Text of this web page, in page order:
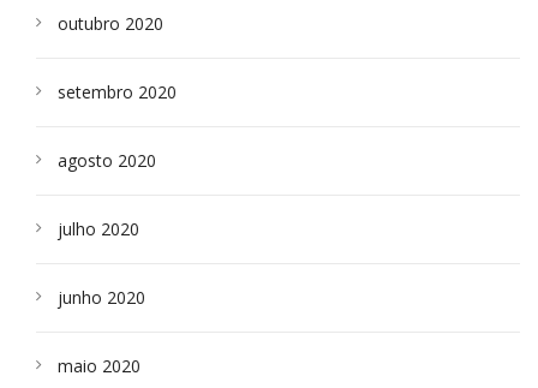
outubro 2020
setembro 2020
agosto 2020
julho 2020
junho 2020
maio 2020